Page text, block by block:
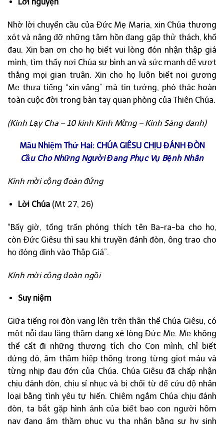
Nhờ lời chuyển cầu của Đức Mẹ Maria, xin Chúa thương
xót và nâng đỡ những tâm hồn đang gặp thử thách, khổ
đau. Xin ban ơn cho họ biết vui lòng đón nhận thập giá
mình, tìm thấy nơi Chúa sự bình an và sức mạnh để vượt
thắng mọi gian truân. Xin cho họ luôn biết noi gương
Mẹ thưa tiếng “xin vâng” mà tin tưởng, phó thác hoàn
toàn cuộc đời trong bàn tay quan phòng của Thiên Chúa.
(Kinh Lạy Cha – 10 kinh Kính Mừng – Kinh Sáng danh)
Mầu Nhiệm Thứ Hai: CHÚA GIÊSU CHỊU ĐÁNH ĐÒN
Cầu Cho Những Người Đang Phục Vụ Bệnh Nhân
Kính mời cộng đoàn đứng
Lời Chúa(Mt 27, 26)
“Bấy giờ, tổng trấn phóng thích tên Ba-ra-ba cho họ,
còn Đức Giêsu thì sau khi truyền đánh đòn, ông trao cho
họ đóng đinh vào Thập Giá”.
Kính mời cộng đoàn ngồi
Suy niệm
Giữa tiếng roi đòn vang lên trên thân thể Chúa Giêsu, có
một nỗi đau lặng thầm đang xé lòng Đức Mẹ. Mẹ không
thể cất đi những thương tích cho Con mình, chỉ biết
đứng đó, âm thầm hiệp thông trong từng giọt máu và
từng nhịp đau đớn của Chúa. Chúa Giêsu đã chấp nhận
chịu đánh đòn, chịu sỉ nhục và bị chối từ để cứu độ nhân
loại bằng tình yêu tự hiến. Chiêm ngắm Chúa chịu đánh
đòn, ta bắt gặp hình ảnh của biết bao con người hôm
nay đang âm thầm phục vụ tha nhân bằng sự hy sinh